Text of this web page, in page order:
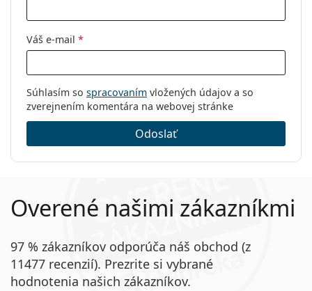
Váš e-mail *
Súhlasím so spracovaním vložených údajov a so
zverejnením komentára na webovej stránke
Odoslať
Overené našimi zákazníkmi
97 % zákazníkov odporúča náš obchod (z
11477 recenzií). Prezrite si vybrané
hodnotenia našich zákazníkov.